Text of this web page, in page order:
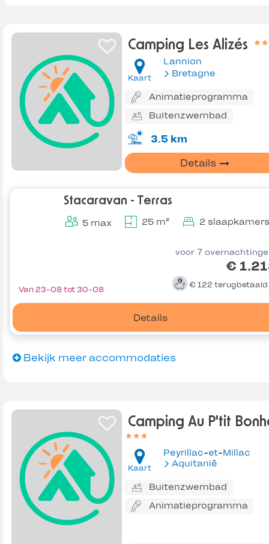
Camping Les Alizés
Kaart
Lannion
Bretagne
Animatieprogramma
Buitenzwembad
3.5 km
Details
Stacaravan - Terras
5 max 25 m² 2 slaapkamers
voor 7
€
€ 122 terugbetaald
Details
Van 23-08 tot 30-08
Bekijk meer accommodaties
Camping Au P'tit
Kaart
Peyrillac-et-Millac
Aquitanië
Buitenzwembad
Animatieprogramma